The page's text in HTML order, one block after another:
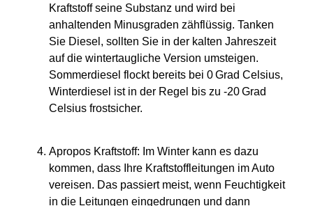
Kraftstoff seine Substanz und wird bei
anhaltenden Minusgraden zähflüssig. Tanken
Sie Diesel, sollten Sie in der kalten Jahreszeit
auf die wintertaugliche Version umsteigen.
Sommerdiesel flockt bereits bei 0 Grad Celsius,
Winterdiesel ist in der Regel bis zu -20 Grad
Celsius frostsicher.
Apropos Kraftstoff: Im Winter kann es dazu
kommen, dass Ihre Kraftstoffleitungen im Auto
vereisen. Das passiert meist, wenn Feuchtigkeit
in die Leitungen eingedrungen und dann